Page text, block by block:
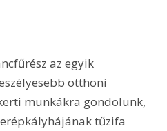
az egyik
otthoni
munkákra gondolunk,
tűzifa